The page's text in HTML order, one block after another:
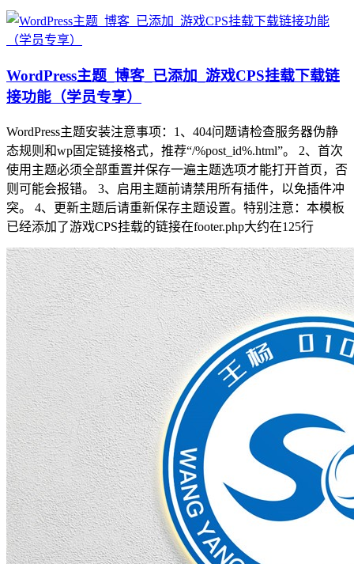
WordPress主题_博客_已添加_游戏CPS挂载下载链
接功能（学员专享）
WordPress主题安装注意事项：1、404问题请检查服务器伪静
态规则和wp固定链接格式，推荐“/%post_id%.html”。 2、首次
使用主题必须全部重置并保存一遍主题选项才能打开首页，否
则可能会报错。 3、启用主题前请禁用所有插件，以免插件冲
突。 4、更新主题后请重新保存主题设置。特别注意：本模板
已经添加了游戏CPS挂载的链接在footer.php大约在125行